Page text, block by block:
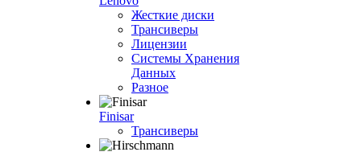
Жесткие диски
Трансиверы
Лицензии
Системы Хранения
Данных
Разное
Finisar
Трансиверы